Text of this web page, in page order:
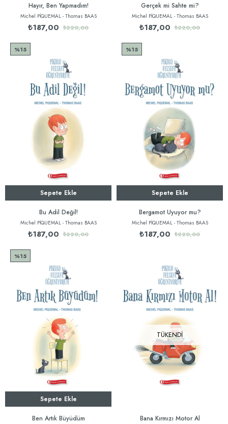
Hayır, Ben Yapmadım!
Michel PİQUEMAL - Thomas BAAS
₺187,00 ₺220,00
Gerçek mi Sahte mi?
Michel PİQUEMAL - Thomas BAAS
₺187,00 ₺220,00
Sepete Ekle
Bu Adil Değil!
Michel PİQUEMAL - Thomas BAAS
₺187,00 ₺220,00
%15
Sepete Ekle
Bergamot Uyuyor mu?
Michel PİQUEMAL - Thomas BAAS
₺187,00 ₺220,00
%15
Sepete Ekle
Ben Artık Büyüdüm
%15
TÜKENDI
Bana Kırmızı Motor Al